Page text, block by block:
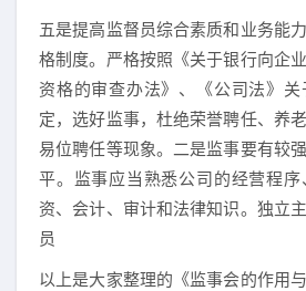
五是提高监督员综合素质和业务能
格制度。严格按照《关于银行向企
资格的审查办法》、《公司法》
定，选好监事，杜绝荣誉聘任、养
易位聘任等现象。二是监事要有较
平。监事应当熟悉公司的经营程
资、会计、审计和法律知识。独立
员
以上是大家整理的《监事会的作用